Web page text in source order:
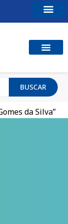
BUSCAR
da Silva”